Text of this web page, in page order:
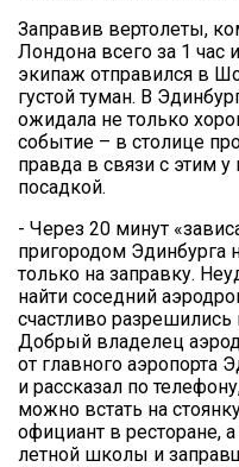
Заправив вертолеты,
Лондона всего за 1 час
экипаж отправился в
густой туман. В
ожидала не только
событие – в столице
правда в связи с этим
посадкой.
- Через 20 минут
пригородом Эдинбурга
только на заправку.
найти соседний
счастливо
Добрый владелец
от главного аэропорта
и рассказал по
можно встать на
официант в ресторане,
летной школы и